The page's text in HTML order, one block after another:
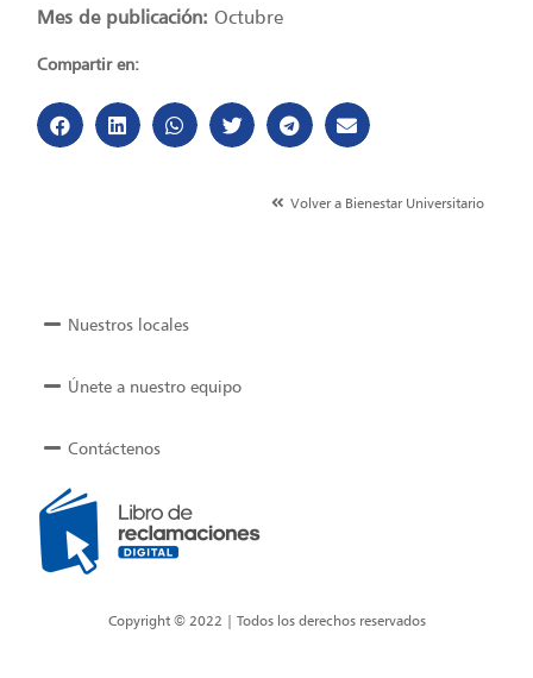
Mes de publicación:Octubre
Compartir en:
Volver a Bienestar Universitario
Nuestros locales
Únete a nuestro equipo
Contáctenos
Copyright © 2022 | Todos los derechos reservados